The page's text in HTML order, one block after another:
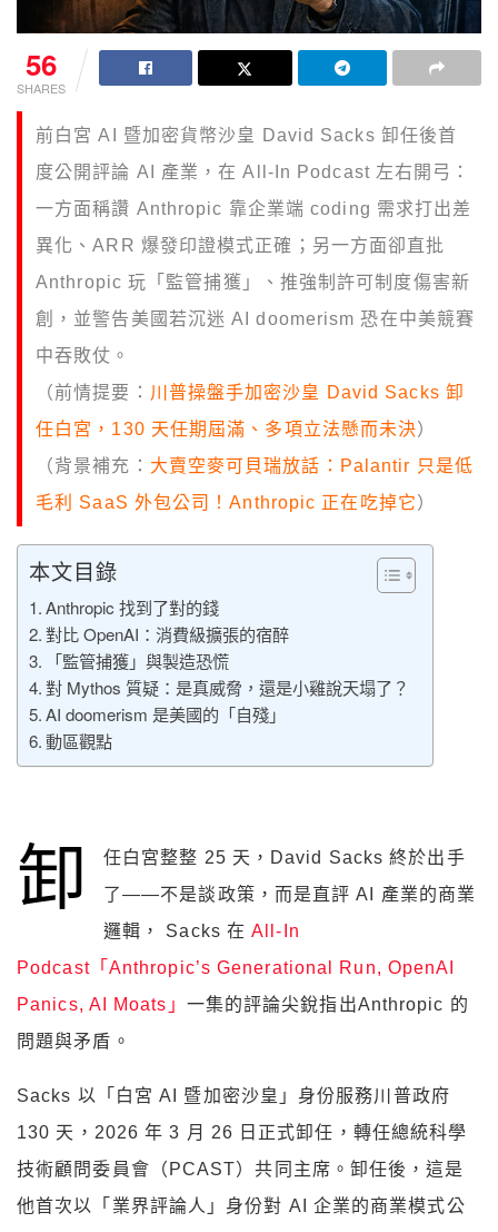
56
SHARES
前白宮 AI 暨加密貨幣沙皇 David Sacks 卸任後首
度公開評論 AI 產業，在 All-In Podcast 左右開弓：
一方面稱讚 Anthropic 靠企業端 coding 需求打出差
異化、ARR 爆發印證模式正確；另一方面卻直批
Anthropic 玩「監管捕獲」、推強制許可制度傷害新
創，並警告美國若沉迷 AI doomerism 恐在中美競賽
中吞敗仗。
（前情提要： 川普操盤手加密沙皇 David Sacks 卸
任白宮，130 天任期屆滿、多項立法懸而未決）
（背景補充： 大賣空麥可貝瑞放話：Palantir 只是低
毛利 SaaS 外包公司！Anthropic 正在吃掉它）
本文目錄
Anthropic 找到了對的錢
對比 OpenAI：消費級擴張的宿醉
「監管捕獲」與製造恐慌
對 Mythos 質疑：是真威脅，還是小雞說天塌了？
AI doomerism 是美國的「自殘」
動區觀點
卸
任白宮整整 25 天，David Sacks 終於出手
了——不是談政策，而是直評 AI 產業的商業
邏輯， Sacks 在All-In
Podcast「Anthropic’s Generational Run, OpenAI
Panics, AI Moats」 一集的評論尖銳指出Anthropic 的
問題與矛盾。
Sacks 以「白宮 AI 暨加密沙皇」身份服務川普政府
130 天，2026 年 3 月 26 日正式卸任，轉任總統科學
技術顧問委員會（PCAST）共同主席。卸任後，這是
他首次以「業界評論人」身份對 AI 企業的商業模式公